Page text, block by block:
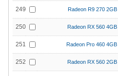
249 Radeon R9 270 2GB
250 Radeon RX 560 4GB
251 Radeon Pro 460 4GB
252 Radeon RX 560 2GB